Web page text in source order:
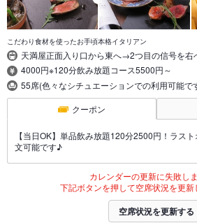
こだわり食材を使ったお手頃本格イタリアン
天満屋正面入り口から東へ→2つ目の信号を
4000円※120分飲み放題コース5500円～
55席(色々なシチュエーションでの利用可能で
クーポン
【当日OK】単品飲み放題120分2500円！ラス
文可能です♪
カレンダーの更新に失敗しま
下記ボタンを押して空席状況を更新
空席状況を更新する